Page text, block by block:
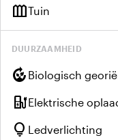
outdoor_gardenTuin
DUURZAAMHEID
compost Biologisch
ev_chargerElektrische
lightbulb Ledverlichting